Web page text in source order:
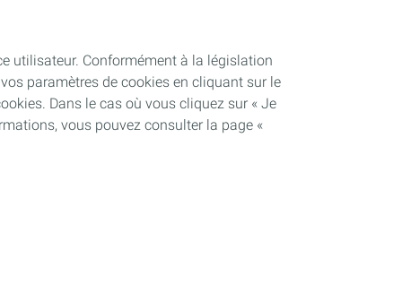
utilisateur. Conformément à la législation
paramètres de cookies en cliquant sur le
Dans le cas où vous cliquez sur « Je
vous pouvez consulter la page «